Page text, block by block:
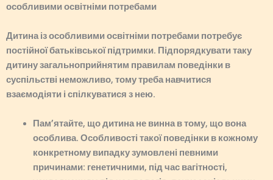
особливими освітніми потребами
Дитина із особливими освітніми потребами потребує
постійної батьківської підтримки. Підпорядкувати таку
дитину загальноприйнятим правилам поведінки в
суспільстві неможливо, тому треба навчитися
взаємодіяти і спілкуватися з нею.
Пам’ятайте, що дитина не винна в тому, що вона
особлива. Особливості такої поведінки в кожному
конкретному випадку зумовлені певними
причинами: генетичними, під час вагітності,